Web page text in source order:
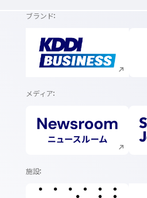
ブランド
新規ウィンドウで
メディア
新規ウィンドウで
施設